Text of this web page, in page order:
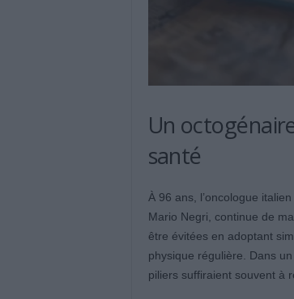
Un
santé
À 96 ans, l’oncologue
Mario Negri, continue de
être évitées en adoptant
physique régulière. Dans
piliers suffiraient souvent à